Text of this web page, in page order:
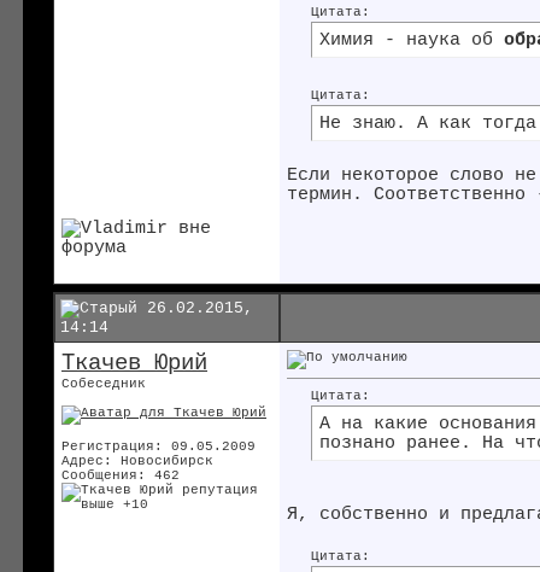
Цитата:
Химия - наука об
Цитата:
Не знаю. А как
Если некоторое слово
термин.
26.02.2015,
14:14
Ткачев Юрий
Собеседник
Регистрация: 09.05.2009
Адрес: Новосибирск
Сообщения: 462
Цитата:
А на какие
познано ранее. На
Я, собственно и
Цитата: